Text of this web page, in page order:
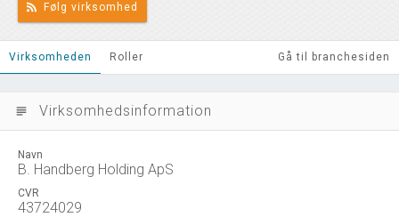
Følg virksomhed
Virksomheden Roller Gå til branchesiden
subject Virksomhedsinformation
Navn
B. Handberg Holding ApS
CVR
43724029